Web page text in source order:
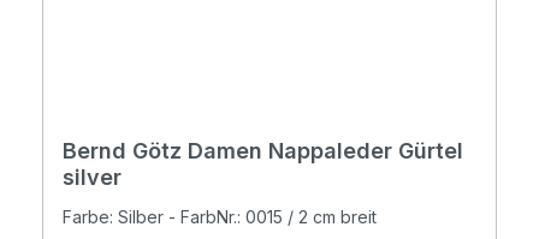
Bernd Götz Damen Nappaleder Gürtel
silver
Farbe: Silber - FarbNr.: 0015 / 2 cm breit